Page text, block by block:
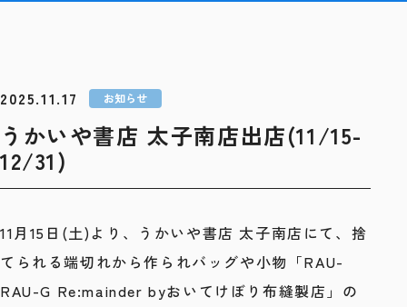
2025.11.17 お知らせ
うかいや書店 太子南店出店(11/15-
12/31)
11月15日(土)より、うかいや書店 太子南店にて、捨
てられる端切れから作られバッグや小物「RAU-
RAU-G Re:mainder byおいてけぼり布縫製店」の